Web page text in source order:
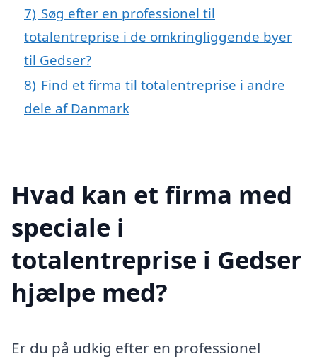
7) Søg efter en professionel til
totalentreprise i de omkringliggende byer
til Gedser?
8) Find et firma til totalentreprise i andre
dele af Danmark
Hvad kan et firma med
speciale i
totalentreprise i Gedser
hjælpe med?
Er du på udkig efter en professionel